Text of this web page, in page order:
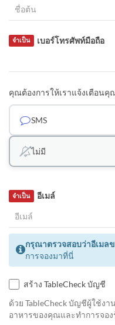
เบอร์โทรศัพท์มือถือ
จำเป็น
คุณต้องการให้เราแจ้งเตือนคุ
SMS
ไม่มี
อีเมล์
จำเป็น
กรุณาตรวจสอบว่าอีเมล
การจองมาที่นี่
สร้าง TableCheck บัญชี
ด้วย TableCheck บัญชีผู้ใช้ง
อาหารของคุณและทำการจอ